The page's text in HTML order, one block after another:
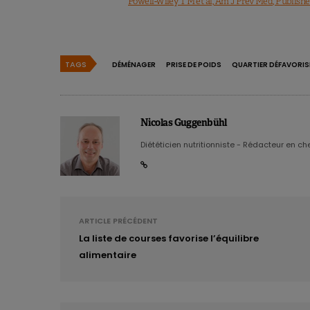
TAGS DÉMÉNAGER PRISE DE POIDS QUARTIER
Nicolas Guggenbühl
Diététicien nutritionniste - Rédacteur en
ARTICLE PRÉCÉDENT
La liste de courses favorise l’équilibre
alimentaire